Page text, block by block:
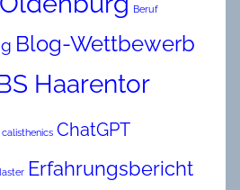
Beruf
Blog-Wettbewerb
Haarentor
calisthenics ChatGPT
Erfahrungsbericht